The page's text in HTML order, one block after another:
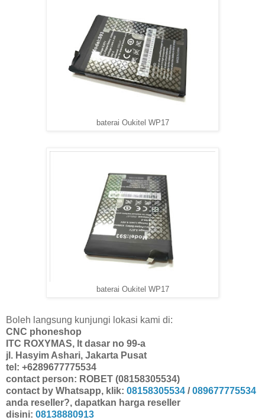
baterai Oukitel WP17
baterai Oukitel WP17
Boleh langsung kunjungi lokasi kami di:
CNC phoneshop
ITC ROXYMAS, lt dasar no 99-a
jl. Hasyim Ashari, Jakarta Pusat
tel: +6289677775534
contact person: ROBET (08158305534)
contact by Whatsapp, klik: 08158305534 /089677775534
anda reseller?, dapatkan harga reseller
disini: 08138880913